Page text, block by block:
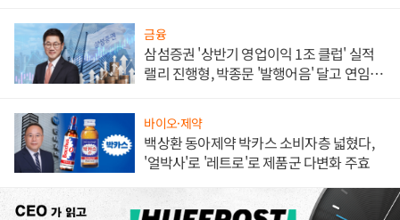
금융
삼섬증권 '상반기 영업이익 1조 클럽' 실적
랠리 진행형, 박종문 '발행어음' 달고 연임 향
바이오·제약
백상환 동아제약 박카스 소비자층 넓혔다,
'얼박사'로 '레트로'로 제품군 다변화 주효